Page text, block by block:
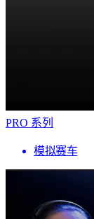
PRO 系列
模拟赛车